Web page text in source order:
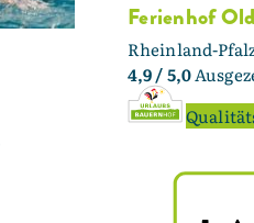
Ferienhof
Rheinland-
4,9/ 5,0